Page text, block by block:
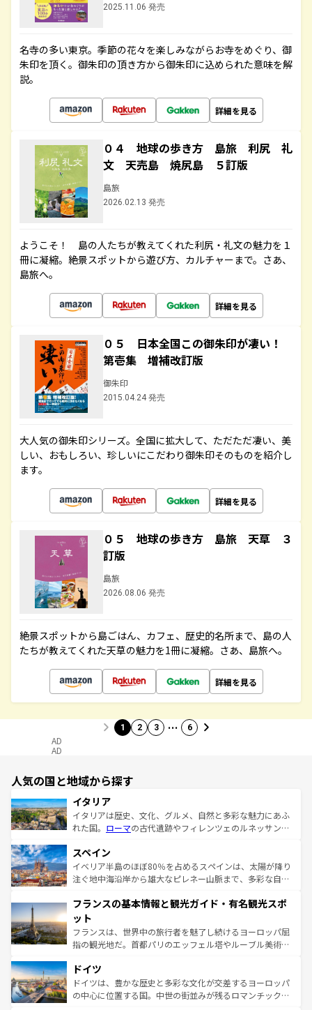
2025.11.06 発売
名寺の多い東京。季節の花々を楽しみながらお寺をめぐり、御
朱印を頂く。御朱印の頂き方から御朱印に込められた意味を解
説。
詳細を見る
０４ 地球の歩き方 島旅 利尻 礼
文 天売島 焼尻島 ５訂版
島旅
2026.02.13 発売
ようこそ！ 島の人たちが教えてくれた利尻・礼文の魅力を１
冊に凝縮。絶景スポットから遊び方、カルチャーまで。さあ、
島旅へ。
詳細を見る
０５ 日本全国この御朱印が凄い！
第壱集 増補改訂版
御朱印
2015.04.24 発売
大人気の御朱印シリーズ。全国に拡大して、ただただ凄い、美
しい、おもしろい、珍しいにこだわり御朱印そのものを紹介し
ます。
詳細を見る
０５ 地球の歩き方 島旅 天草 ３
訂版
島旅
2026.08.06 発売
絶景スポットから島ごはん、カフェ、歴史的名所まで、島の人
たちが教えてくれた天草の魅力を1冊に凝縮。さあ、島旅へ。
詳細を見る
1 2 3 … 6
AD
AD
人気の国と地域から探す
イタリア
イタリアは歴史、文化、グルメ、自然と多彩な魅力にあふ
れた国。 ローマの古代遺跡やフィレンツェのルネッサンス
ろん、トスカーナの美しい田園風景やアマルフィ海岸の絶
景など、自然景観も見逃せない。観光の合間には、本場の
ピザやパスタなど、絶品のイタリア料理を堪能することも
ませてくれるイタリアで、忘れられない旅をしてみよう！
なお、新着のイタリア情報は
しい。
スペイン
イベリア半島のほぼ80％を占めるスペインは、太陽が降り
注ぐ地中海沿岸から雄大なピレネー山脈まで、多彩な自然
文化が根付くこの国では、情熱的なフラメンコ、熱気あふ
れる闘牛、そして美味しいタパスが生活の一部となってい
る。首都マドリードの洗練された雰囲気や、バルセロナの
アートに溢れた街角から、地方では古代ローマ遺跡や中世
せる。地方によって風土や気候が異なるスペインはその個
性で訪れる人を魅了する。 なお、新着のスペイン情報は コ
ンテンツ一覧を参照してほしい。
フランスの基本情報と観光ガイド・有名観光スポ
ット
フランスは、世界中の旅行者を魅了し続けるヨーロッパ屈
指の観光地だ。首都パリのエッフェル塔やルーブル美術館
で、幅広い魅力が詰まっている。華麗な宮殿、歴史的な大
聖堂、美しいビーチ、そして豊かな自然が、訪れる者を心
から魅了する。また、フランスは美食の国としても知ら
ドイツ
ドイツは、豊かな歴史と多彩な文化が交差するヨーロッパ
の中心に位置する国。中世の街並みが残るロマンチック街